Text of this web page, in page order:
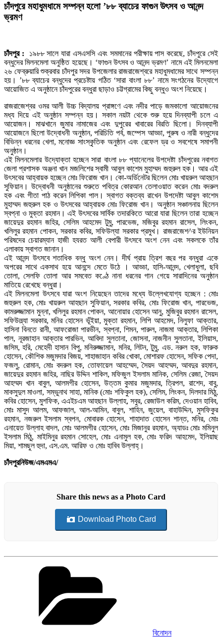
চাঁদপুরে মহাধুমধামে সম্পন্ন হলো ’৮৮ ব্যাচের ফাগুন উৎসব ও আনন্দ
ভ্রমণ
চাঁদপুর :
১৯৮৮ সালে যারা এসএসসি এবং সমমানের পরীক্ষায় পাস করেছে, চাঁদপুরে সেই
বন্ধুদের মিলনমেলা অনুষ্ঠিত হয়েছে। ‘ফাগুন উৎসব ও আনন্দ ভ্রমণ’ নামে এই মিলনমেলা
২৬ ফেব্রুয়ারি শুক্রবার চাঁদপুর সদর উপজেলার রাজরাজেশ্বরে মহাধুমধামের সাথে সম্পন্ন
হয়। ’৮৮ ব্যাচের বন্ধুদের প্রচেষ্টায় গঠিত ‘সারা বাংলা ৮৮’ নামে সংগঠনের উদ্যোগে
আয়োজিত এ অনুষ্ঠানে চাঁদপুরের বন্ধুরা ছাড়াও চট্টগ্রামের কিছু বন্ধুও অংশ নিয়েছে।
রাজরাজেশ্বর ওমর আলী উচ্চ বিদ্যালয় প্রাঙ্গণে এবং নদীর পাড়ে জমকালো আয়োজনের
মধ্য দিয়ে এই অনুষ্ঠান সম্পন্ন হয়। সকাল নয়টা থেকে শুরু হয়ে দিনব্যাপী চলে এ
আয়োজন। মাঝখানে জুমার নামাজের এবং দুপুরের খাবারের বিরতি ছিলো। দিনব্যাপী
আয়োজনে ছিলো উদ্বোধনী অনুষ্ঠান, পরিচিতি পর্ব, জম্পেস আড্ডা, পুরুষ ও নারী বন্ধুদের
বিভিন্ন ধরনের খেলা, মনোজ্ঞ সাংস্কৃৃতিক অনুষ্ঠান এবং রেফেল ড্র ও সবশেষে সমাপনী
অনুষ্ঠান।
এই মিলনমেলার উদ্যোক্তা হচ্ছেন সারা বাংলা ৮৮ প্যানেলের উপদেষ্টা চাঁদপুরের নবাগত
জেলা প্রশাসক অঞ্জনা খান মজলিশের স্বামী আবুল কাশেম মুহাম্মদ জহুরুল হক। আর এই
উৎসবের আহ্বায়ক হচ্ছেন মোঃ ফিরোজ খান। কো-অর্ডিনেটর ছিলেন মোঃ খায়রুল আহছান
সুফিয়ান। উদ্বোধনী অনুষ্ঠানের শুরুতে পবিত্র কোরআন তেলাওয়াত করেন মোঃ বদরুল
হক এবং গীতা পাঠ করেন লিপিকা পাল। স্বাগত বক্তব্য রাখেন উপদেষ্টা আবুল কাশেম
মুহাম্মদ জহুরুল হক ও উৎসবের আহ্বায়ক মোঃ ফিরোজ খান। অনুষ্ঠান সঞ্চালনায় ছিলেন
স্বপ্না ও মুক্তা রহমান। এই উৎসবের সার্বিক তদারকিতে আরো যারা ছিলেন তারা হচ্ছেন
জায়েদুর রহমান জহির, সেলিম আহমেদ টুমু, পারভেজ, মজিবুর রহমান রাসেল, লিংকন,
খলিলুর রহমান পোকন, সরকার কবির, সফিউল্যা সরকার প্রমুখ। রাজরাজেশ^র ইউনিয়ন
পরিষদের চেয়ারম্যান হাজী হযরত আলী বেপারী উৎসবে অংশ নেন এবং সকলকে তাঁর
এলাকায় স্বাগত জানান।
এই আনন্দ উৎসবে শতাধিক বন্ধু অংশ নেন। দীর্ঘ প্রায় ত্রিশ বছর পর বন্ধুরা একে
অপরের সাথে একসাথ হয়ে আনন্দে মেতে উঠে । আড্ডা, হাসি-আনন্দ, খেলাধুলা, ছবি
তোলা, সেলফি তোলা আর সমবেত কণ্ঠে নানা ধরনের গান গেয়ে সারাদিনের অনুষ্ঠান
মাতিয়ে রেখেছে বন্ধুরা।
এই মিলনমেলা উৎসবে যারা অংশ নিয়েছেন তাদের মধ্যে উল্লেখযোগ্য হচ্ছেন : মোঃ
জহুরুল হক, মোঃ খায়রুল আহছান সুফিয়ান, সরকার কবির, মোঃ ফিরোজ খান, পারভেজ,
কামরুজ্জামান মুন্না, খলিলুর রহমান পোকন, আনোয়ার হোসেন আনু, মুজিবুর রহমান রাসেল,
সফিউল্ল্যা সরকার, মনির হোসেন ভূঁইয়া, মুক্তা রহমান, লিপি আহমেদ, নিলুফা আক্তার,
হাসিনা বিনতে রানী, আফরোজা পারভীন, স্বপ্না, শিমন, পারুল, নাজমা আক্তার, লিপিকা
পাল, নূরজাহান আক্তার পারভিন, আবিদা সুলতানা, জোসনা, নাজনীন সুলতানা, ইলিয়াস,
জসিম, হরি, মেহেদী হাসান বিপু, মনিরুজ্জামান, মনির, লিটন, টুমু, এড. নরুল হক, ফারুক
হোসেন, কৌশিক মজুমদার বিজয়, শাহাজাহান কবির খোকা, মোশারফ হোসেন, সফিক পেদা,
ফজলু, রোমান, মোঃ বদরুল হক, তোফায়েল আহম্মেদ, সৈয়দ আহম্মদ, আবদুর রহমান,
জায়েদুর রহমান জহির, নাছির উদ্দিন শাকিল, মফিজুল ইসলাম মানিক, সেলিম রেজা, সৈয়দ
আহম্মদ খান বাবুল, আলমগীর হোসেন, উত্তম কুমার মজুমদার, ত্রিপল, রাশেদ, বাবু,
মাকসুদুল মাওলা, সম্ভুনাথ সাহা, মানিক (মোঃ শফিকুল হক), সেলিম, লিংকন, দিলদার মিঠু,
কবির হোসেন, মুশফিক, এএইচএম আহছান উল্লাহ, সবুর, রেজাউল করিম, দেওয়ান হাবিব,
মোঃ মাসুদ আলম, আফজাল, আল-আমিন, বাবুল, শাহিন, জুয়েল, বাহাউদ্দিন, মুসফিকুর
রহমান, নজরুল ইসলাম স্বপন, মোবারক হোসেন, শাহাদাত হোসেন শান্ত, মনির, মোঃ
এনায়েত উল্লাহ বাদল, মোঃ আলমগীর হোসেন, মোঃ মিজানুর রহমান, অ্যাডঃ মোঃ মমিনুল
ইসলাম মিঠু, মাইমিনুর রহমান সোহেল, মোঃ এনামুল হক, মোঃ ফরিদ আহমেদ, ইলিয়াছ
মিয়া, শামছুল হুদা, এস.এম. আরিফ ও মোঃ হাবিব উল্লাহ্।
চাঁদপুরনিউজ/এমএমএ/
Share this news as a Photo Card
Download Photo Card
বিনোদন